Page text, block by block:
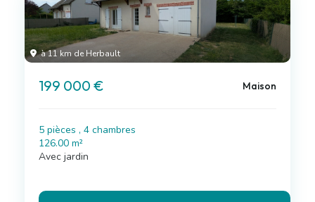
à 11 km de Herbault
199 000 € Maison
5 pièces , 4 chambres
126.00 m²
Avec jardin